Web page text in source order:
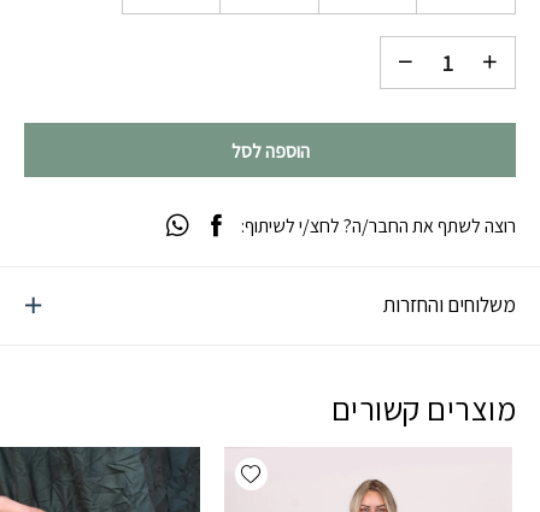
הוספה לסל
משלוחים והחזרות
רוצה לשתף את החבר/ה? לחצ/י לשיתוף:
מוצרים קשורים
Add wishlist